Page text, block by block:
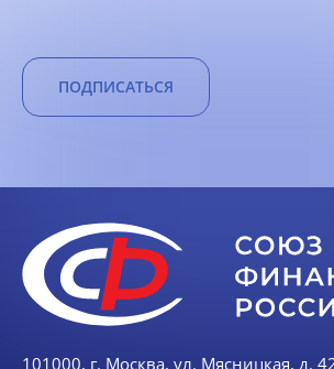
ПОДПИСАТЬСЯ
101000, г. Москва, ул. Мясницкая, д.